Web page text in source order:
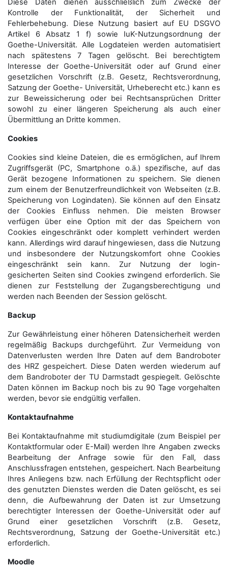
Diese Daten dienen ausschließlich zum Zwecke der
Kontrolle der Funktionalität, der Sicherheit und
Fehlerbehebung. Diese Nutzung basiert auf EU DSGVO
Artikel 6 Absatz 1 f) sowie IuK-Nutzungsordnung der
Goethe-Universität. Alle Logdateien werden auto­matisiert
nach spätestens 7 Tagen gelöscht. Bei berechtigtem
Interesse der Goethe-Universität oder auf Grund einer
gesetzlichen Vorschrift (z.B. Gesetz, Rechtsverordnung,
Satzung der Goethe- Universität, Urheberecht etc.) kann es
zur Beweissicherung oder bei Rechtsansprüchen Dritter
sowohl zu einer längeren Speicherung als auch einer
Übermittlung an Dritte kommen.
Cookies
Cookies sind kleine Dateien, die es ermöglichen, auf Ihrem
Zugriffsgerät (PC, Smartphone o.ä.) spezifische, auf das
Gerät bezogene Informationen zu speichern. Sie dienen
zum einem der Benutzerfreundlichkeit von Webseiten (z.B.
Speicherung von Logindaten). Sie können auf den Einsatz
der Cookies Einfluss nehmen. Die meisten Browser
verfügen über eine Option mit der das Speichern von
Cookies eingeschränkt oder komplett verhindert werden
kann. Allerdings wird darauf hingewiesen, dass die Nutzung
und insbesondere der Nutzungskomfort ohne Cookies
eingeschränkt sein kann. Zur Nutzung der login-
gesicherten Seiten sind Cookies zwingend erforderlich. Sie
dienen zur Feststellung der Zugangs­berechtigung und
werden nach Beenden der Session gelöscht.
Backup
Zur Gewährleistung einer höheren Datensicherheit werden
regelmäßig Backups durchgeführt. Zur Vermeidung von
Datenverlusten werden Ihre Daten auf dem Bandroboter
des HRZ gespeichert. Diese Daten werden wiederum auf
dem Bandroboter der TU Darmstadt gespiegelt. Gelöschte
Daten können im Backup noch bis zu 90 Tage vorgehalten
werden, bevor sie endgültig verfallen.
Kontaktaufnahme
Bei Kontaktaufnahme mit studiumdigitale (zum Beispiel per
Kontaktformular oder E-Mail) werden Ihre Angaben zwecks
Bearbeitung der Anfrage sowie für den Fall, dass
Anschluss­fragen entstehen, gespeichert. Nach Bearbeitung
Ihres Anliegens bzw. nach Erfüllung der Rechtspflicht oder
des genutzten Dienstes werden die Daten gelöscht, es sei
denn, die Aufbewahrung der Daten ist zur Umsetzung
berechtigter Interessen der Goethe-Universität oder auf
Grund einer gesetzlichen Vorschrift (z.B. Gesetz,
Rechtsverordnung, Satzung der Goethe-Universität etc.)
erforderlich.
Moodle